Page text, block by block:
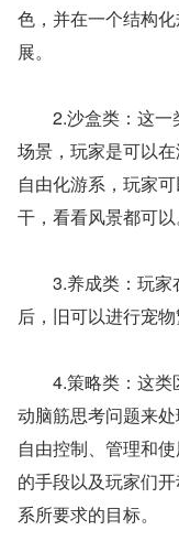
色，并在一个结构
展。
2.沙盒类：这一
场景，玩家是可以
自由化游系，玩家
干，看看风景都可以
3.养成类：玩家
后，旧可以进行宠
4.策略类：这类
动脑筋思考问题来
自由控制、管理和
的手段以及玩家们
系所要求的目标。